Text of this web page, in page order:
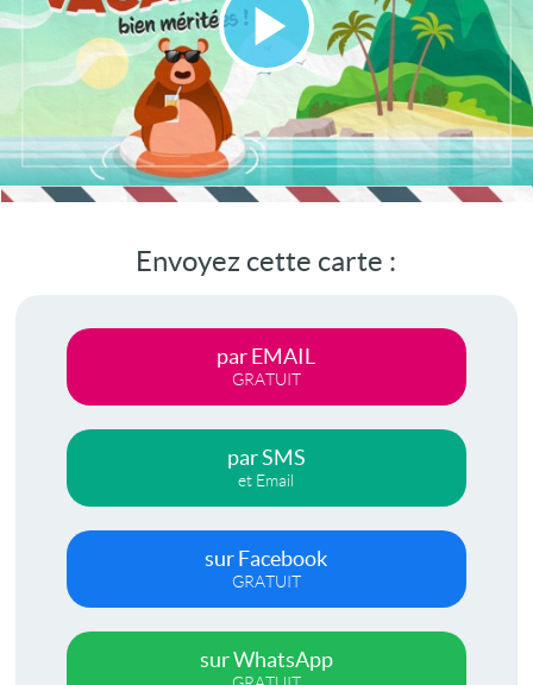
Lire
la
vidéo
Envoyez cette carte :
par EMAIL
GRATUIT
par SMS
et Email
sur Facebook
GRATUIT
sur WhatsApp